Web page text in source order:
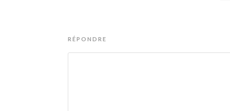
RÉPONDRE